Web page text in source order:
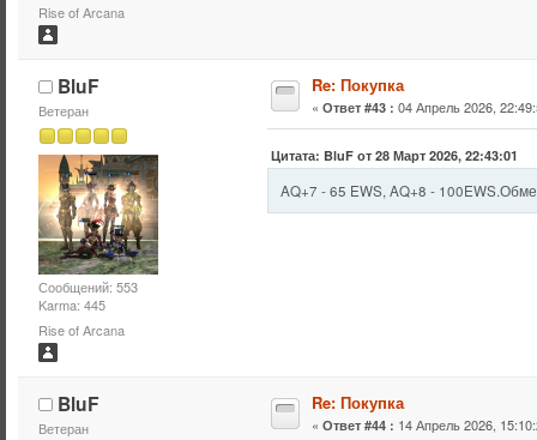
Rise of Arcana
BluF
Ветеран
Сообщений: 553
Karma: 445
Rise of Arcana
Re: Покупка
« Ответ #43 : 04 Апрель 2026,
Цитата: BluF от 28 Март 2026, 22:43:01
AQ+7 - 65 EWS, AQ+8 -
BluF
Ветеран
Re: Покупка
« Ответ #44 : 14 Апрель 2026,